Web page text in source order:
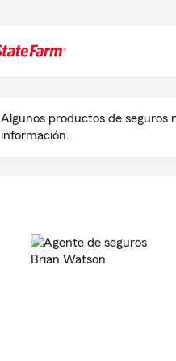
Algunos productos de seguros
información.